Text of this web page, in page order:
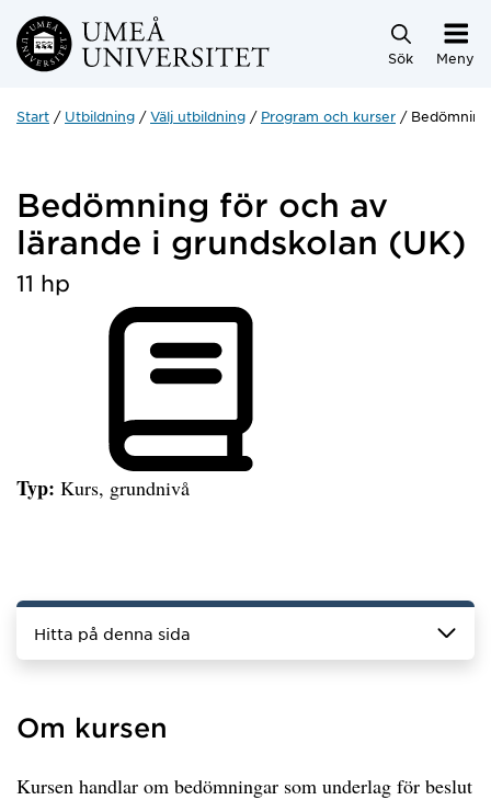
Hoppa direkt till innehållet
Sök Meny
Start Utbildning Välj utbildning Program och kurser
Bedömning för och av
lärande i grundskolan (UK)
11 hp
Typ: Kurs, grundnivå
Hitta på denna sida
Om kursen
Kursen handlar om bedömningar som underlag för beslut